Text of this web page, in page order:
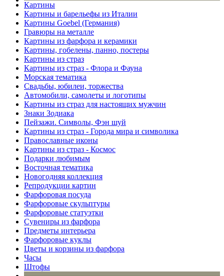
Картины
Картины и барельефы из Италии
Картины Goebel (Германия)
Гравюры на металле
Картины из фарфора и керамики
Картины, гобелены, панно, постеры
Картины из страз
Картины из страз - Флора и Фауна
Морская тематика
Свадьбы, юбилеи, торжества
Автомобили, самолеты и логотипы
Картины из страз для настоящих мужчин
Знаки Зодиака
Пейзажи. Символы, Фэн шуй
Картины из страз - Города мира и символика
Православные иконы
Картины из страз - Космос
Подарки любимым
Восточная тематика
Новогодняя коллекция
Репродукции картин
Фарфоровая посуда
Фарфоровые скульптуры
Фарфоровые статуэтки
Сувениры из фарфора
Предметы интерьера
Фарфоровые куклы
Цветы и корзины из фарфора
Часы
Штофы